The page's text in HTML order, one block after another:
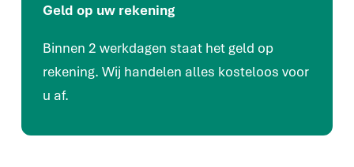
Geld op uw rekening
Binnen 2 werkdagen staat het geld op
rekening. Wij handelen alles kosteloos voor
u af.